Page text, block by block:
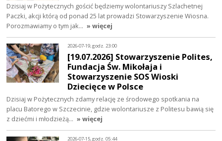
Dzisiaj w Pożytecznych gościć będziemy wolontariuszy Szlachetnej
Paczki, akcji którą od ponad 25 lat prowadzi Stowarzyszenie Wiosna.
Porozmawiamy o tym jak… » więcej
2026-07-19, godz. 23:00
[19.07.2026] Stowarzyszenie Polites,
Fundacja Św. Mikołaja i
Stowarzyszenie SOS Wioski
Dziecięce w Polsce
Dzisiaj w Pożytecznych zdamy relację ze środowego spotkania na
placu Batorego w Szczecinie, gdzie wolontariusze z Politesu bawią się
z dziećmi i młodzieżą… » więcej
2026-07-15, godz. 05:44